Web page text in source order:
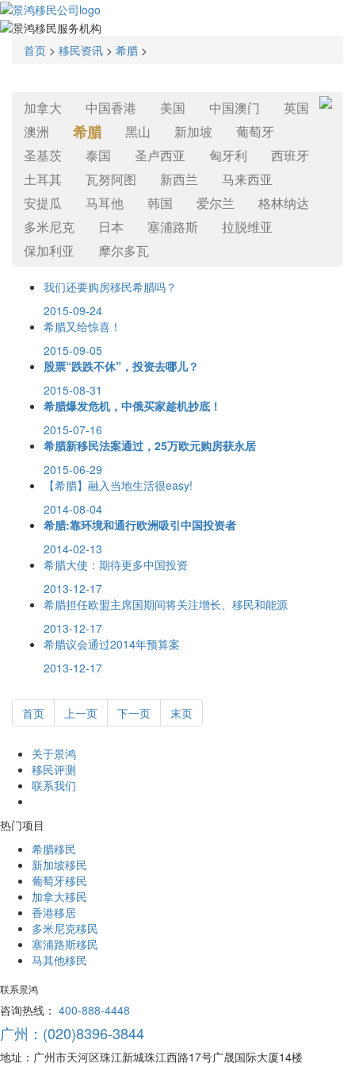
首页 > 移民资讯 > 希腊 >
加拿大 中国香港 美国 中国澳门
英国
澳洲
希腊 黑山 新加坡
葡萄牙
圣基茨
泰国 圣卢西亚 匈牙利
西班牙
土耳其
瓦努阿图 新西兰
马来西亚
安提瓜
马耳他 韩国 爱尔兰
格林纳达
多米尼克
日本 塞浦路斯
拉脱维亚
保加利亚
摩尔多瓦
我们还要购房移民希腊吗？
2015-09-24
希腊又给惊喜！
2015-09-05
股票“跌跌不休”，投资去哪儿？
2015-08-31
希腊爆发危机，中俄买家趁机抄底！
2015-07-16
希腊新移民法案通过，25万欧元购房获永居
2015-06-29
【希腊】融入当地生活很easy!
2014-08-04
希腊:靠环境和通行欧洲吸引中国投资者
2014-02-13
希腊大使：期待更多中国投资
2013-12-17
希腊担任欧盟主席国期间将关注增长、移民和能源
2013-12-17
希腊议会通过2014年预算案
2013-12-17
首页 上一页 下一页 末页
关于景鸿
移民评测
联系我们
热门项目
希腊移民
新加坡移民
葡萄牙移民
加拿大移民
香港移居
多米尼克移民
塞浦路斯移民
马其他移民
联系景鸿
咨询热线： 400-888-4448
广州：(020)8396-3844
地址：广州市天河区珠江新城珠江西路17号广晟国际大厦14楼